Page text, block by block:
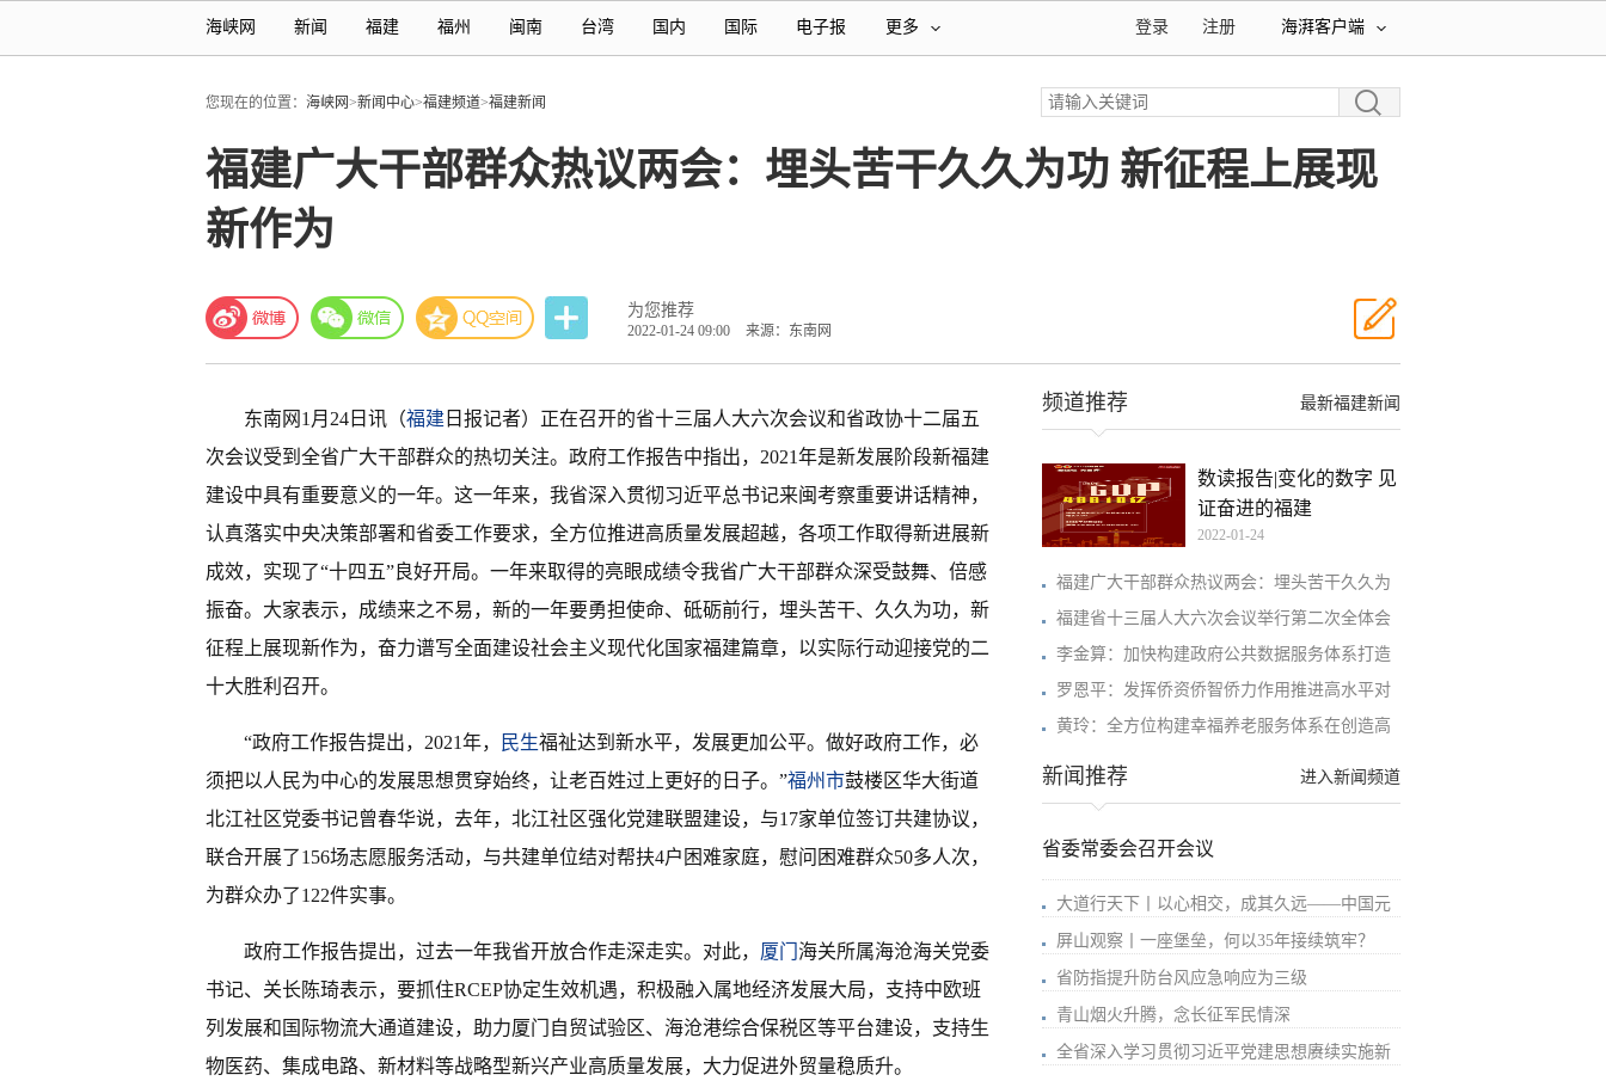
海峡网 新闻 福建 福州 闽南 台湾 国内 国际 电子报 更多 海湃客户端
注册
登录
您现在的位置： 海峡网>新闻中心>福建频道>福建新闻
福建广大干部群众热议两会：埋头苦干久久为功 新征程上展现
新作为
为您推荐
2022-01-24 09:00 来源：东南网
东南网1月24日讯（福建 日报记者）正在召开的省十三届人大六次会议和省政协十二届五
次会议受到全省广大干部群众的热切关注。政府工作报告中指出，2021年是新发展阶段新福建
建设中具有重要意义的一年。这一年来，我省深入贯彻习近平总书记来闽考察重要讲话精神，
认真落实中央决策部署和省委工作要求，全方位推进高质量发展超越，各项工作取得新进展新
成效，实现了“十四五”良好开局。一年来取得的亮眼成绩令我省广大干部群众深受鼓舞、倍感
振奋。大家表示，成绩来之不易，新的一年要勇担使命、砥砺前行，埋头苦干、久久为功，新
征程上展现新作为，奋力谱写全面建设社会主义现代化国家福建篇章，以实际行动迎接党的二
十大胜利召开。
“政府工作报告提出，2021年， 民生福祉达到新水平，发展更加公平。做好政府工作，必
须把以人民为中心的发展思想贯穿始终，让老百姓过上更好的日子。”福州市鼓楼区华大街道
北江社区党委书记曾春华说，去年，北江社区强化党建联盟建设，与17家单位签订共建协议，
联合开展了156场志愿服务活动，与共建单位结对帮扶4户困难家庭，慰问困难群众50多人次，
为群众办了122件实事。
政府工作报告提出，过去一年我省开放合作走深走实。对此， 厦门 海关所属海沧海关党委
书记、关长陈琦表示，要抓住RCEP协定生效机遇，积极融入属地经济发展大局，支持中欧班
列发展和国际物流大通道建设，助力厦门自贸试验区、海沧港综合保税区等平台建设，支持生
物医药、集成电路、新材料等战略型新兴产业高质量发展，大力促进外贸量稳质升。
最新福建新闻
频道推荐
数读报告|变化的数字 见
证奋进的福建
2022-01-24
福建广大干部群众热议两会：埋头苦干久久为
福建省十三届人大六次会议举行第二次全体会
李金算：加快构建政府公共数据服务体系打造
罗恩平：发挥侨资侨智侨力作用推进高水平对
黄玲：全方位构建幸福养老服务体系在创造高
进入新闻频道
新闻推荐
省委常委会召开会议
大道行天下丨以心相交，成其久远——中国元
屏山观察丨一座堡垒，何以35年接续筑牢？
省防指提升防台风应急响应为三级
青山烟火升腾，念长征军民情深
全省深入学习贯彻习近平党建思想赓续实施新